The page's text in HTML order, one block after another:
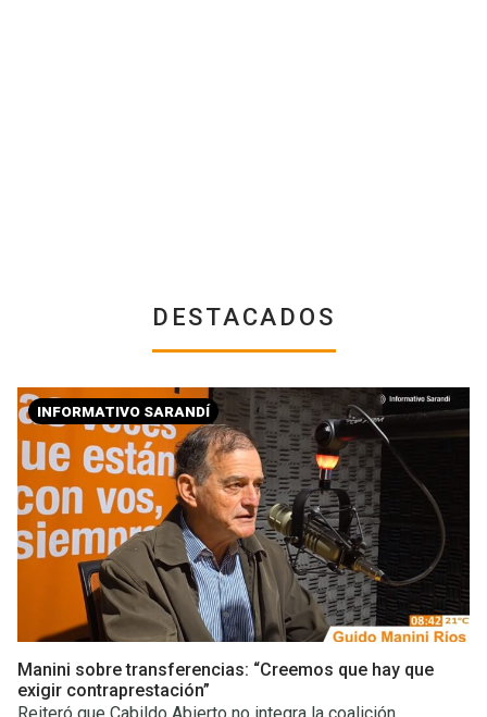
DESTACADOS
INFORMATIVO SARANDÍ
Manini sobre transferencias: “Creemos que hay que
exigir contraprestación”
Reiteró que Cabildo Abierto no integra la coalición